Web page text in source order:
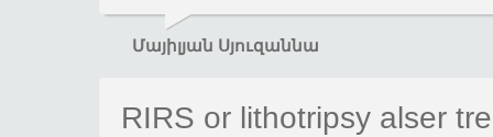
Մայիլյան Սյուզաննա
RIRS or lithotripsy alser